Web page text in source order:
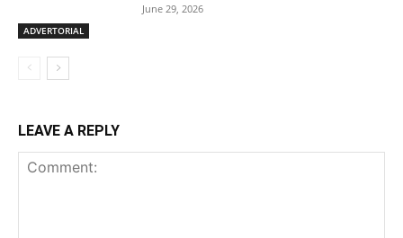
ADVERTORIAL
June 29, 2026
LEAVE A REPLY